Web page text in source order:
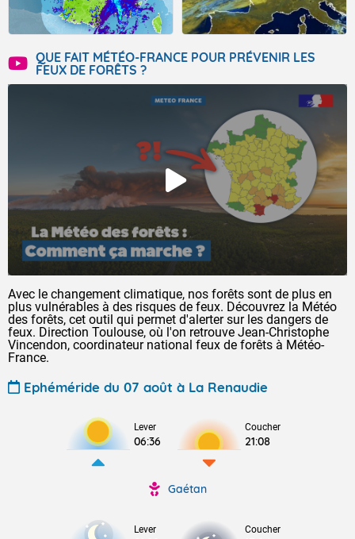
QUE FAIT MÉTÉO-FRANCE POUR PRÉVENIR LES
FEUX DE FORÊTS ?
Avec le changement climatique, nos forêts sont de plus en
plus vulnérables à des risques de feux. Découvrez la Météo
des forêts, cet outil qui permet d'alerter sur les dangers de
feux. Direction Toulouse, où l'on retrouve Jean-Christophe
Vincendon, coordinateur national feux de forêts à Météo-
France.
Ephéméride du 07 août à La Renaudie
Lever
06:36
Coucher
21:08
Gaétan
Lever Coucher